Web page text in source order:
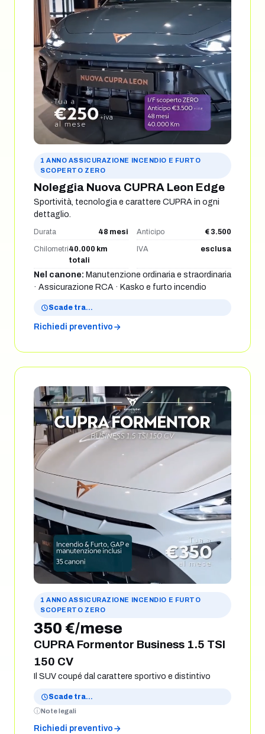
1 ANNO ASSICURAZIONE INCENDIO E FURTO
SCOPERTO ZERO
Noleggia Nuova CUPRA Leon Edge
Sportività, tecnologia e carattere CUPRA in ogni
dettaglio.
Durata 48 mesi Anticipo € 3.500
Chilometri40.000 km
totali
IVA esclusa
Nel canone: Manutenzione ordinaria e straordinaria
· Assicurazione RCA · Kasko e furto incendio
Scade tra…
Richiedi preventivo
1 ANNO ASSICURAZIONE INCENDIO E FURTO
SCOPERTO ZERO
350 €/mese
CUPRA Formentor Business 1.5 TSI
150 CV
Il SUV coupé dal carattere sportivo e distintivo
Scade tra…
Note legali
Richiedi preventivo